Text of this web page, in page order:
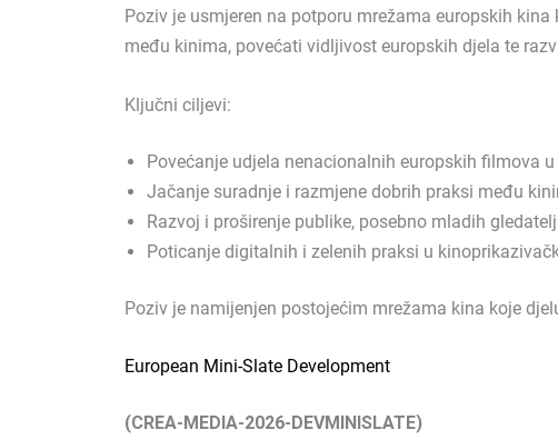
Poziv je usmjeren na potporu mrežama europskih
među kinima, povećati vidljivost europskih djela te
Ključni ciljevi:
Povećanje udjela nenacionalnih europskih filmova
Jačanje suradnje i razmjene dobrih praksi među
Razvoj i proširenje publike, posebno mladih
Poticanje digitalnih i zelenih praksi u
Poziv je namijenjen postojećim mrežama kina koje
European Mini-Slate Development
(CREA-MEDIA-2026-DEVMINISLATE)